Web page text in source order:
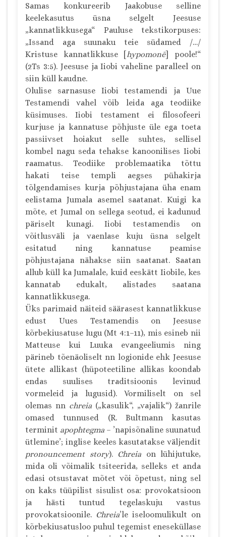
Samas konkureerib Jaakobuse selline
keelekasutus üsna selgelt Jeesuse
„kannatlikkusega“ Pauluse tekstikorpuses:
„Issand aga suunaku teie südamed /…/
Kristuse kannatlikkuse [hypomonē] poole!“
(2Ts 3:5). Jeesuse ja Iiobi vaheline paralleel on
siin küll kaudne.
Olulise sarnasuse Iiobi testamendi ja Uue
Testamendi vahel võib leida aga teodiike
küsimuses. Iiobi testament ei filosofeeri
kurjuse ja kannatuse põhjuste üle ega toeta
passiivset hoiakut selle suhtes, sellisel
kombel nagu seda tehakse kanoonilises Iiobi
raamatus. Teodiike problemaatika tõttu
hakati teise templi aegses pühakirja
tõlgendamises kurja põhjustajana üha enam
eelistama Jumala asemel saatanat. Kuigi ka
mõte, et Jumal on sellega seotud, ei kadunud
päriselt kunagi. Iiobi testamendis on
võitlusväli ja vaenlase kuju üsna selgelt
esitatud ning kannatuse peamise
põhjustajana nähakse siin saatanat. Saatan
allub küll ka Jumalale, kuid eeskätt Iiobile, kes
kannatab edukalt, alistades saatana
kannatlikkusega.
Üks parimaid näiteid säärasest kannatlikkuse
edust Uues Testamendis on Jeesuse
kõrbekiusatuse lugu (Mt 4:1–11), mis esineb nii
Matteuse kui Luuka evangeeliumis ning
pärineb tõenäoliselt nn logionide ehk Jeesuse
ütete allikast (hüpoteetiline allikas koondab
endas suulises traditsioonis levinud
vormeleid ja lugusid). Vormiliselt on sel
olemas nn chreia („kasulik“, „vajalik“) žanrile
omased tunnused (R. Bultmann kasutas
terminit apophtegma – ’napisõnaline suunatud
ütlemine’; inglise keeles kasutatakse väljendit
pronouncement story). Chreia on lühijutuke,
mida oli võimalik tsiteerida, selleks et anda
edasi otsustavat mõtet või õpetust, ning sel
on kaks tüüpilist sisulist osa: provokatsioon
ja hästi tuntud tegelaskuju vastus
provokatsioonile. Chreia’le iseloomulikult on
kõrbekiusatusloo puhul tegemist eneseküllase